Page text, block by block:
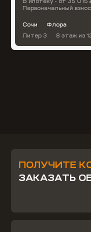
Первоначальный
Сочи
Флора
Литер 3
8 этаж из
ПОЛУЧИТЕ
ЗАКАЗАТЬ